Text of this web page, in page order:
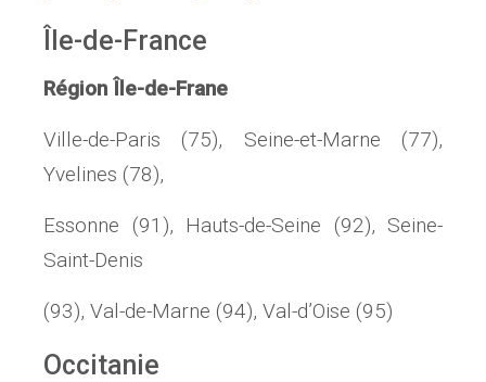
Île-de-France
Région Île-de-Frane
Ville-de-Paris (75), Seine-et-Marne (77),
Yvelines (78),
Essonne (91), Hauts-de-Seine (92), Seine-
Saint-Denis
(93), Val-de-Marne (94), Val-d’Oise (95)
Occitanie